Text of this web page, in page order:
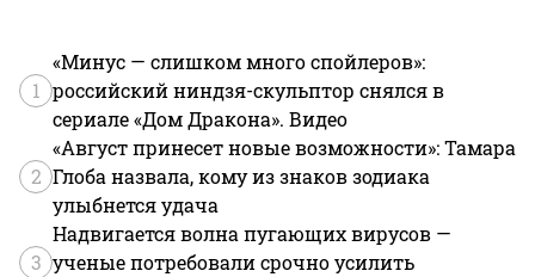
1
«Минус — слишком много спойлеров»:
российский ниндзя-скульптор снялся в
сериале «Дом Дракона». Видео
2
«Август принесет новые возможности»: Тамара
Глоба назвала, кому из знаков зодиака
улыбнется удача
3
Надвигается волна пугающих вирусов —
ученые потребовали срочно усилить